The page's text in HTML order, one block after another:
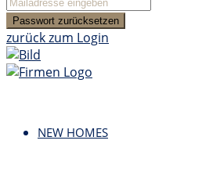
Passwort zurücksetzen
zurück zum Login
NEW HOMES